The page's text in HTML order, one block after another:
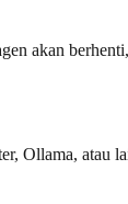
akan
Ollama, atau